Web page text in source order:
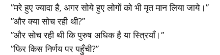
”मरे हुए ज्‍यादा है, अगर सोये हुए लोगों को भी मृत मान लिया जाये।”
”और क्‍या सोच रही थी?”
”और सोच रही थी कि पुरुष अधिक है या स्त्रियॉं।”
”फिर किस निर्णय पर पहुँची?”